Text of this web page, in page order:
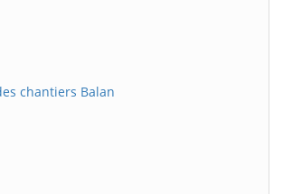
chantiers Balan